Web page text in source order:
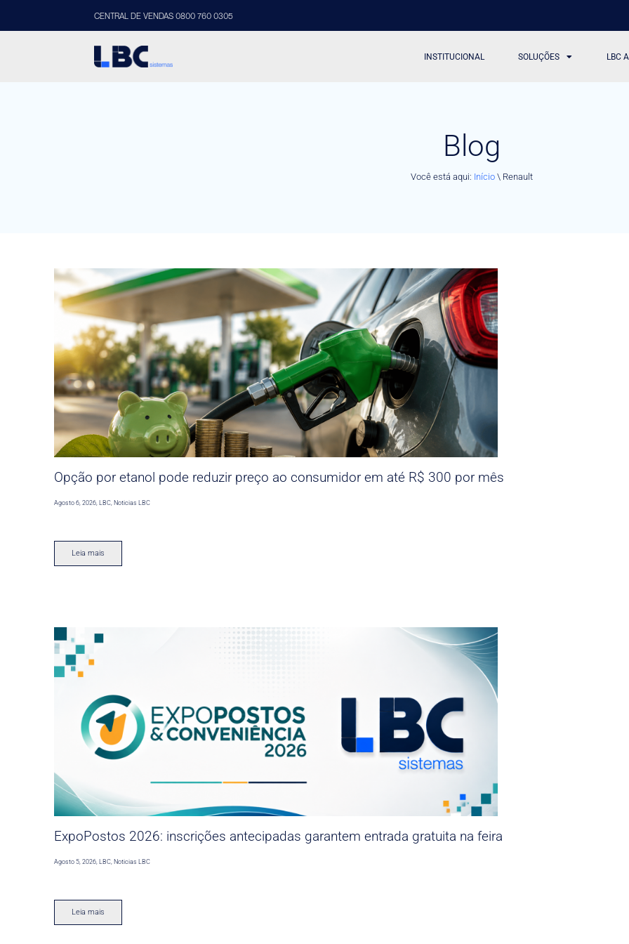
CENTRAL DE VENDAS 0800 760 0305
INSTITUCIONAL SOLUÇÕES LBC
Blog
Você está aqui: Início \ Renault
Opção por etanol pode reduzir preço ao consumidor em até R$ 300 por mês
Agosto 6, 2026,LBC,Noticias LBC
Leia mais
ExpoPostos 2026: inscrições antecipadas garantem entrada gratuita na feira
Agosto 5, 2026 ,LBC Noticias LBC
Leia mais